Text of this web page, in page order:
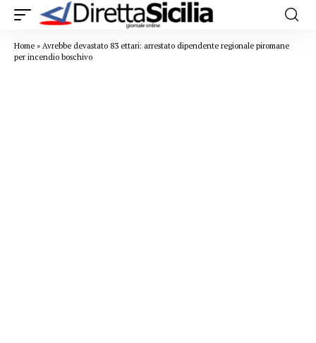
Home » Avrebbe devastato 83 ettari: arrestato dipendente regionale piromane
per incendio boschivo